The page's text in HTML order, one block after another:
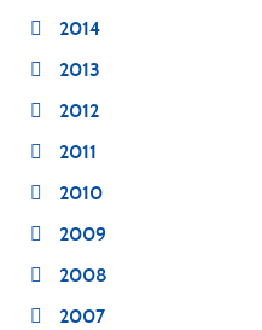
2014
2013
2012
2011
2010
2009
2008
2007